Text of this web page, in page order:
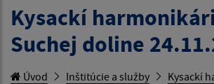
Kysackí
Suchej doline
Úvod Inštitúcie a služby
Kysackí